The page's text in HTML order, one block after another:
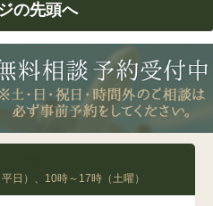
の先頭へ
日）、10時～17時（土曜）